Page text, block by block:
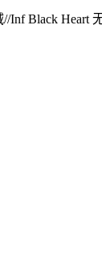
Inf Black Heart